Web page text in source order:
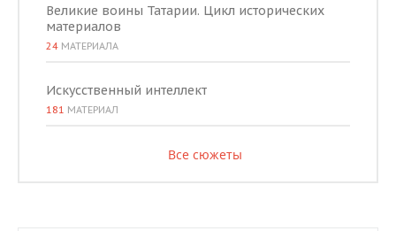
Великие воины Татарии. Цикл исторических
материалов
24 МАТЕРИАЛА
Искусственный интеллект
181 МАТЕРИАЛ
Все сюжеты